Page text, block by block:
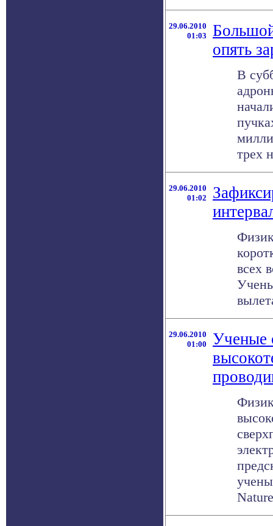
29.06.2010
01:03
опять
В
трех
29.06.2010
01:02
всех
29.06.2010
01:00
Ученые